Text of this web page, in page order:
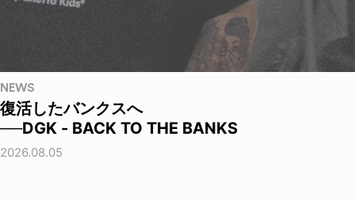
NEWS
復活したバンクスへ
──DGK - BACK TO THE BANKS
2026.08.05